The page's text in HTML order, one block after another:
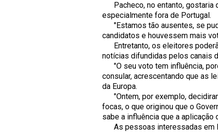
Pacheco, no entanto, gostaria
especialmente fora de Portugal.
"Estamos tão ausentes, se
candidatos e houvessem mais
Entretanto, os eleitores
notícias difundidas pelos canais
"O seu voto tem influência,
consular, acrescentando que as
da Europa.
"Ontem, por exemplo,
focas, o que originou que o
sabe a influência que a
As pessoas interessadas em